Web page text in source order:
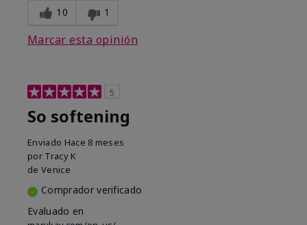
10 1
Marcar esta opinión
5
So softening
Enviado Hace 8 meses
por Tracy K
de Venice
Comprador verificado
Evaluado en